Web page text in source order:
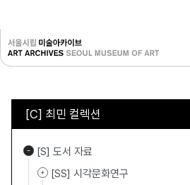
[C] 최민 컬렉션
[S] 도서 자료
[SS] 시각문화연구